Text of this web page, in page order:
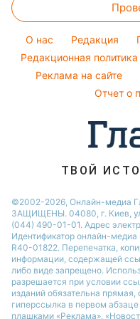
Настя Каменских
Виталий Козловский
Потап
София Ротару
Новости Днепра
Новости Тернополя
Новости Житомира
Новости Одессы
Новости Харькова
Окрашивание волос
Красивый маникюр
Легкие десерты
Напитки
Праздничное меню
Тесты по картинке
Оптические
Народные приметы
Все о шоу-бизнесе
O нас Редакция
Редакционная политика
Реклама на сайте
Отчет о
ТВОЙ
©2002-2026, Онлайн-медиа
ЗАЩИЩЕНЫ. 04080, г. Киев,
(044) 490-01-01. Адрес
Идентификатор онлайн-
R40-01822. Перепечатка,
информации, содержащей
либо виде запрещено.
разрешается при условии
изданий обязательна
гиперссылка в первом
плашками «Реклама»,